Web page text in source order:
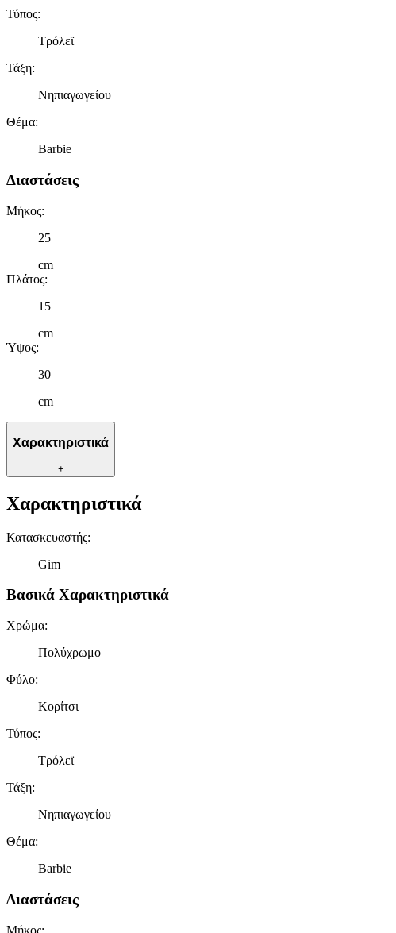
Τύπος:
Τρόλεϊ
Τάξη:
Νηπιαγωγείου
Θέμα:
Barbie
Διαστάσεις
Μήκος:
25
cm
Πλάτος:
15
cm
Ύψος:
30
cm
Χαρακτηριστικά
+
Χαρακτηριστικά
Κατασκευαστής:
Gim
Βασικά Χαρακτηριστικά
Χρώμα:
Πολύχρωμο
Φύλο:
Κορίτσι
Τύπος:
Τρόλεϊ
Τάξη:
Νηπιαγωγείου
Θέμα:
Barbie
Διαστάσεις
Μήκος: